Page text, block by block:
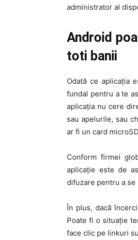
administrator al
Android
toti banii
Odată ce aplicația
fundal pentru a te
aplicația nu cere
sau apelurile, sau
ar fi un card
Conform firmei
aplicație este de
difuzare pentru a
În plus, dacă
Poate fi o situație
face clic pe linkuri